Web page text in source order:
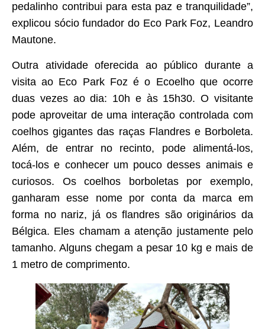
pedalinho contribui para esta paz e tranquilidade”,
explicou sócio fundador do Eco Park Foz, Leandro
Mautone.
Outra atividade oferecida ao público durante a
visita ao Eco Park Foz é o Ecoelho que ocorre
duas vezes ao dia: 10h e às 15h30. O visitante
pode aproveitar de uma interação controlada com
coelhos gigantes das raças Flandres e Borboleta.
Além, de entrar no recinto, pode alimentá-los,
tocá-los e conhecer um pouco desses animais e
curiosos. Os coelhos borboletas por exemplo,
ganharam esse nome por conta da marca em
forma no nariz, já os flandres são originários da
Bélgica. Eles chamam a atenção justamente pelo
tamanho. Alguns chegam a pesar 10 kg e mais de
1 metro de comprimento.